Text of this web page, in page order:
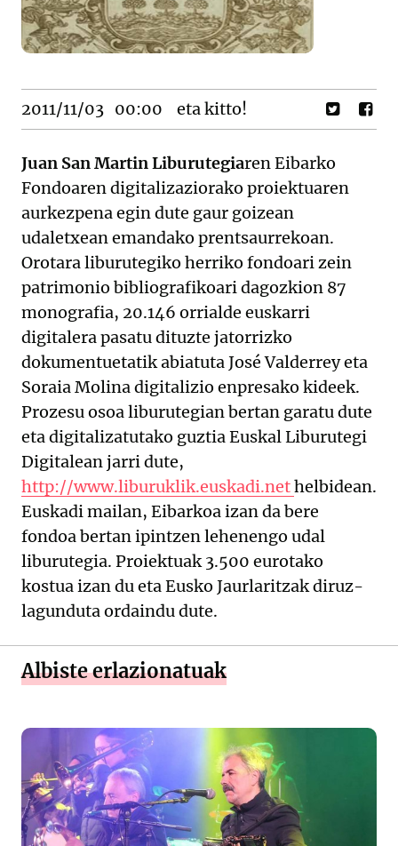
2011/11/03 00:00 eta kitto!
Juan San Martin Liburutegiaren Eibarko
Fondoaren digitalizaziorako proiektuaren
aurkezpena egin dute gaur goizean
udaletxean emandako prentsaurrekoan.
Orotara liburutegiko herriko fondoari zein
patrimonio bibliografikoari dagozkion 87
monografia, 20.146 orrialde euskarri
digitalera pasatu dituzte jatorrizko
dokumentuetatik abiatuta José Valderrey eta
Soraia Molina digitalizio enpresako kideek.
Prozesu osoa liburutegian bertan garatu dute
eta digitalizatutako guztia Euskal Liburutegi
Digitalean jarri dute,
http://www.liburuklik.euskadi.nethelbidean.
Euskadi mailan, Eibarkoa izan da bere
fondoa bertan ipintzen lehenengo udal
liburutegia. Proiektuak 3.500 eurotako
kostua izan du eta Eusko Jaurlaritzak diruz-
lagunduta ordaindu dute.
Albiste erlazionatuak